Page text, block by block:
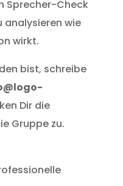
Sprecher-Check
analysieren wie
wirkt.
bist, schreibe
Dir die
Gruppe zu.